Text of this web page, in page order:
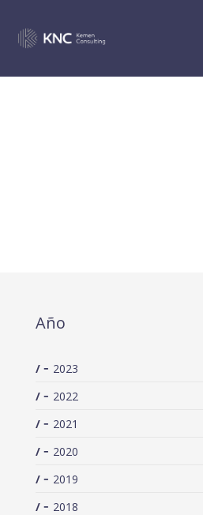
Año
2023
2022
2021
2020
2019
2018